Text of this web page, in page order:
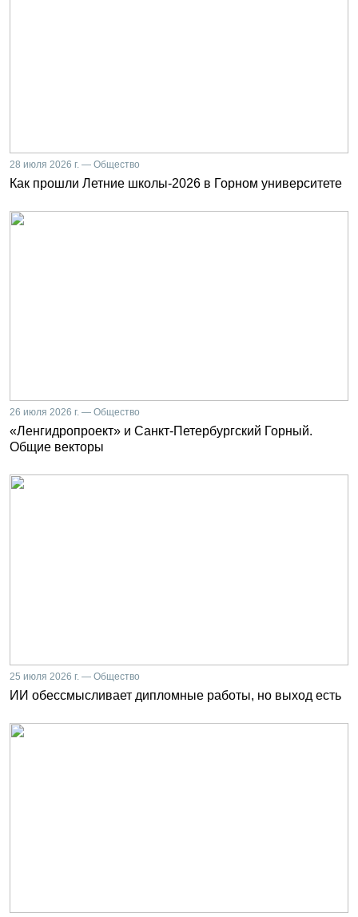
28 июля 2026 г. — Общество
Как прошли Летние школы-2026 в Горном университете
26 июля 2026 г. — Общество
«Ленгидропроект» и Санкт-Петербургский Горный.
Общие векторы
25 июля 2026 г. — Общество
ИИ обессмысливает дипломные работы, но выход есть